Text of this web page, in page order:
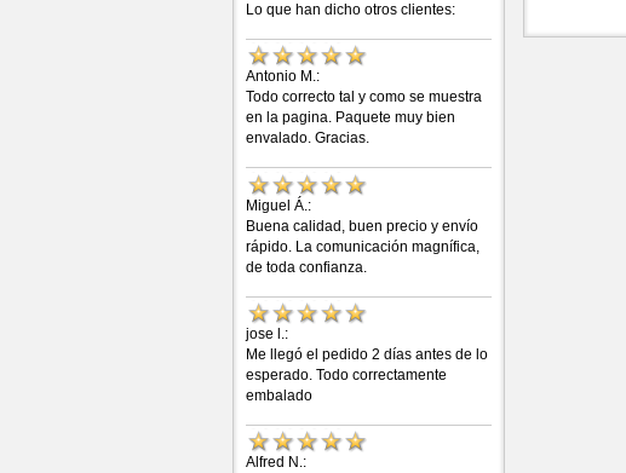
Lo que han dicho otros clientes:
Antonio M.:
Todo correcto tal y como se muestra
en la pagina. Paquete muy bien
envalado. Gracias.
Miguel Á.:
Buena calidad, buen precio y envío
rápido. La comunicación magnífica,
de toda confianza.
jose l.:
Me llegó el pedido 2 días antes de lo
esperado. Todo correctamente
embalado
Alfred N.: